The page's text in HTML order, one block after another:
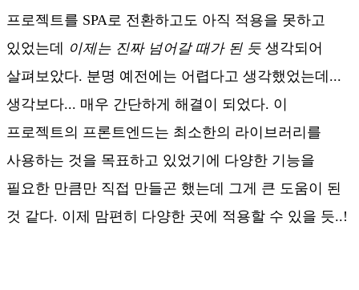
프로젝트를 SPA로 전환하고도 아직 적용을 못하고
있었는데 이제는 진짜 넘어갈 때가 된 듯 생각되어
살펴보았다. 분명 예전에는 어렵다고 생각했었는데...
생각보다... 매우 간단하게 해결이 되었다. 이
프로젝트의 프론트엔드는 최소한의 라이브러리를
사용하는 것을 목표하고 있었기에 다양한 기능을
필요한 만큼만 직접 만들곤 했는데 그게 큰 도움이 된
것 같다. 이제 맘편히 다양한 곳에 적용할 수 있을 듯..!